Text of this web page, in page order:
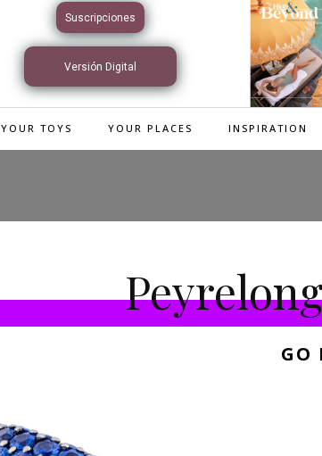
Suscripciones
Versión Digital
Interactiva
YOUR TOYS YOUR PLACES INSPIRATION
GO